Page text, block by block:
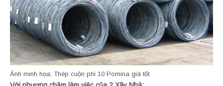
Ảnh minh họa: Thép cuộn phi 10 Pomina giá tốt